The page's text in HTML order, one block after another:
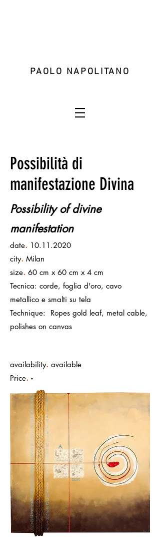
PAOLO NAPOLITANO
Possibilità di
manifestazione Divina
Possibility of divine
manifestation
date. 10.11.2020
city. Milan
size. 60 cm x 60 cm x 4 cm
Tecnica: corde, foglia d'oro, cavo
metallico e smalti su tela
Technique: Ropes gold leaf, metal cable,
polishes on canvas
availability. available
Price. -